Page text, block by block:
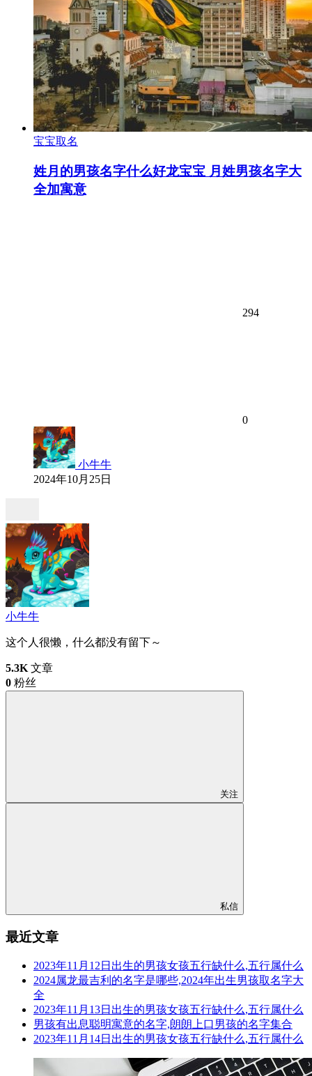
宝宝取名
姓月的男孩名字什么好龙宝宝 月姓男孩名字大
全加寓意
294
0
小牛牛
2024年10月25日
小牛牛
这个人很懒，什么都没有留下～
5.3K 文章
0 粉丝
关注
私信
最近文章
2023年11月12日出生的男孩女孩五行缺什么,五行属什么
2024属龙最吉利的名字是哪些,2024年出生男孩取名字大
全
2023年11月13日出生的男孩女孩五行缺什么,五行属什么
男孩有出息聪明寓意的名字,朗朗上口男孩的名字集合
2023年11月14日出生的男孩女孩五行缺什么,五行属什么